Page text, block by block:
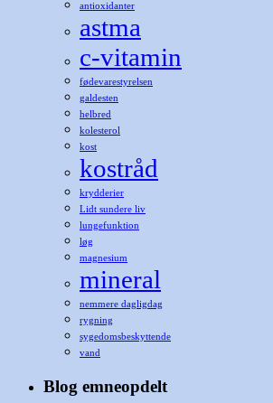
antioxidanter
astma
c-vitamin
fødevarestyrelsen
galdesten
helbred
kolesterol
kost
kostråd
krydderier
Lidt sundere liv
lungefunktion
løg
magnesium
mineral
nemmere dagligdag
rygning
sygedomsbeskyttende
vand
Blog emneopdelt